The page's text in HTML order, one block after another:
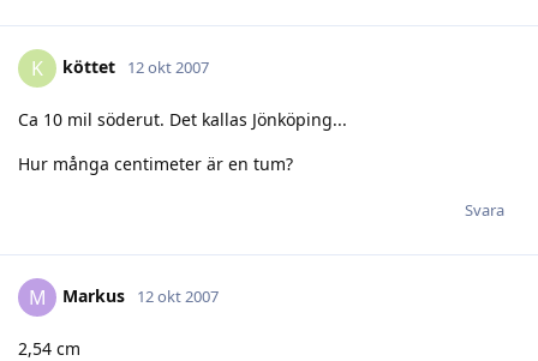
K köttet 12 okt 2007
Ca 10 mil söderut. Det kallas Jönköping...
Hur många centimeter är en tum?
Svara
M Markus 12 okt 2007
2,54 cm